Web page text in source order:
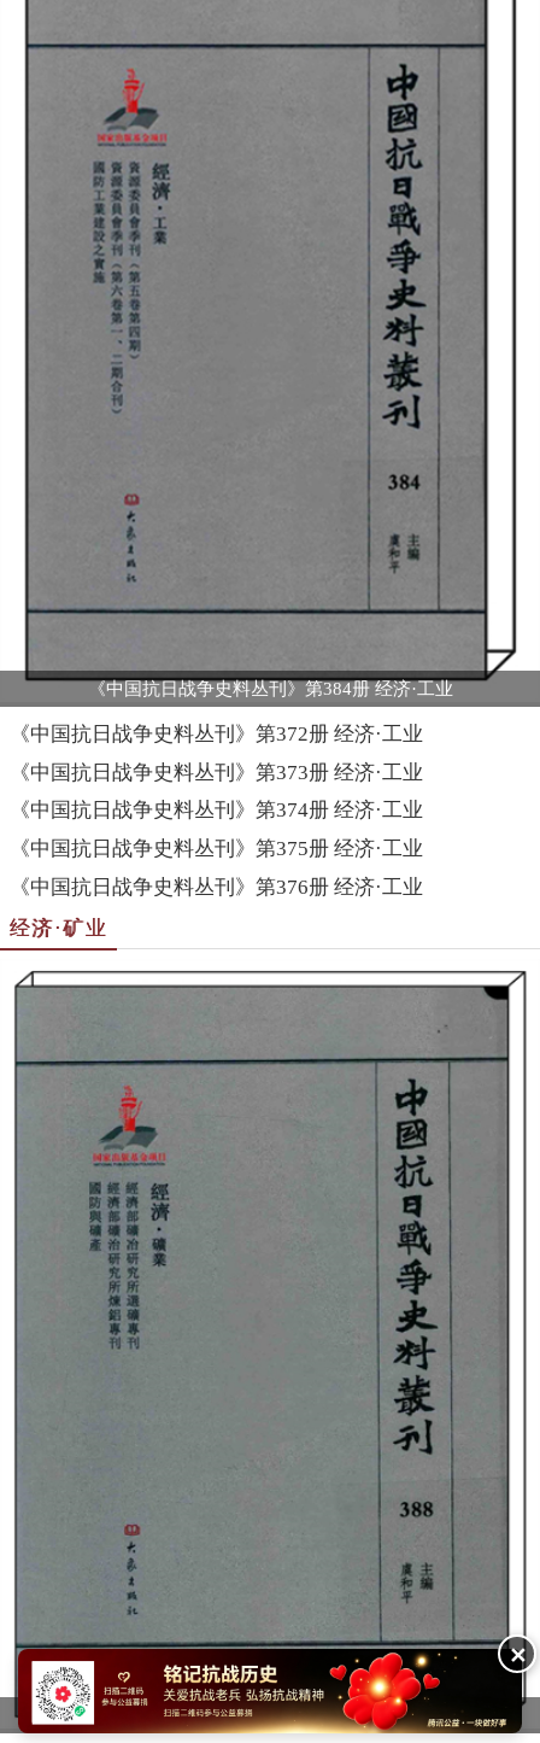
《中国抗日战争史料丛刊》第384册 经济·工业
《中国抗日战争史料丛刊》第372册 经济·工业
《中国抗日战争史料丛刊》第373册 经济·工业
《中国抗日战争史料丛刊》第374册 经济·工业
《中国抗日战争史料丛刊》第375册 经济·工业
《中国抗日战争史料丛刊》第376册 经济·工业
经济·矿业
《中国抗日战争史料丛刊》第388册 经济·矿业
✕